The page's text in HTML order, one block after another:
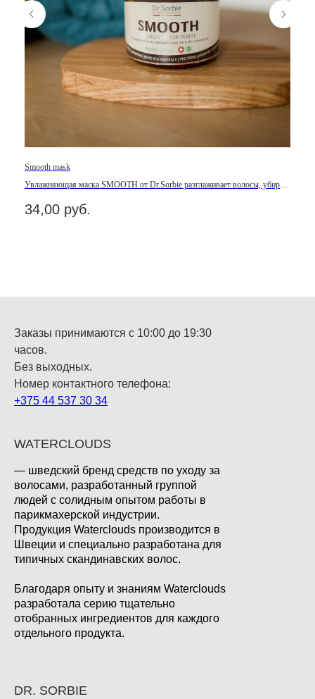
Smooth mask
Увлажняющая маска SMOOTH от Dr.Sorbie разглаживает волосы, убирает
34,00 руб.
Заказы принимаются с 10:00 до 19:30
часов.
Без выходных.
Номер контактного телефона:
+375 44 537 30 34
WATERCLOUDS
— шведский бренд средств по уходу за
волосами, разработанный группой
людей с солидным опытом работы в
парикмахерской индустрии.
Продукция Waterclouds производится в
Швеции и специально разработана для
типичных скандинавских волос.
Благодаря опыту и знаниям Waterclouds
разработала серию тщательно
отобранных ингредиентов для каждого
отдельного продукта.
DR. SORBIE